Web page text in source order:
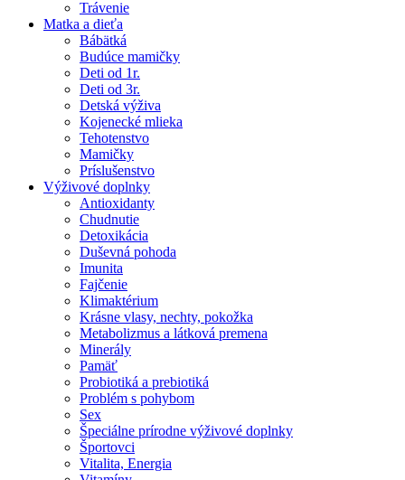
Trávenie
Matka a dieťa
Bábätká
Budúce mamičky
Deti od 1r.
Deti od 3r.
Detská výživa
Kojenecké mlieka
Tehotenstvo
Mamičky
Príslušenstvo
Výživové doplnky
Antioxidanty
Chudnutie
Detoxikácia
Duševná pohoda
Imunita
Fajčenie
Klimaktérium
Krásne vlasy, nechty, pokožka
Metabolizmus a látková premena
Minerály
Pamäť
Probiotiká a prebiotiká
Problém s pohybom
Sex
Špeciálne prírodne výživové doplnky
Športovci
Vitalita, Energia